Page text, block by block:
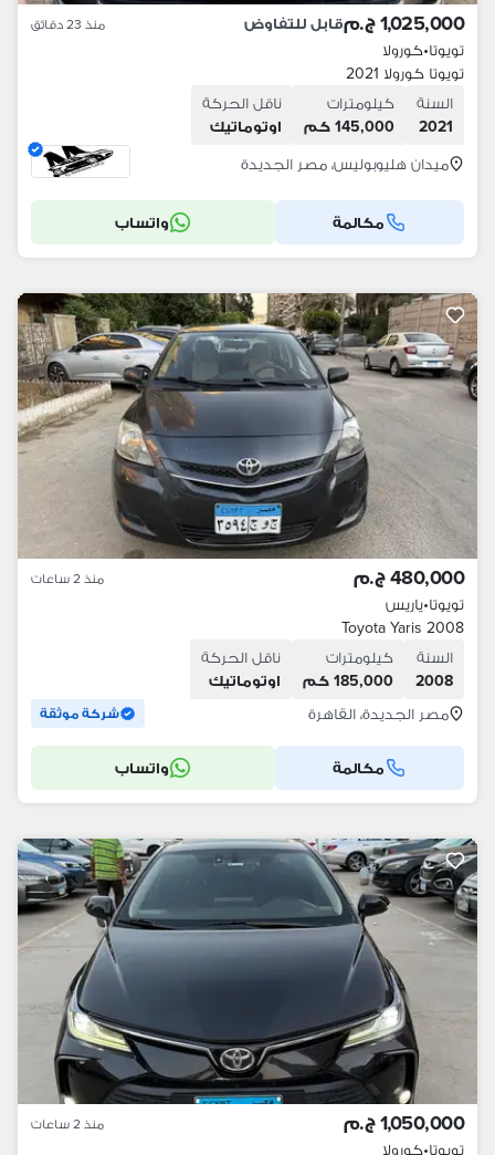
1,025,000 ج.م قابل للتفاوض منذ 23 دقائق
تويوتا•كورولا
تويوتا كورولا 2021
السنة
2021
كيلومترات
145,000 كم
ناقل الحركة
اوتوماتيك
ميدان هليوبوليس، مصر الجديدة
مكالمة واتساب
480,000 ج.م منذ 2 ساعات
تويوتا•ياريس
Toyota Yaris 2008
السنة
2008
كيلومترات
185,000 كم
ناقل الحركة
اوتوماتيك
مصر الجديدة، القاهرة
شركة موثقة
مكالمة واتساب
1,050,000 ج.م منذ 2 ساعات
تويوتا•كورولا